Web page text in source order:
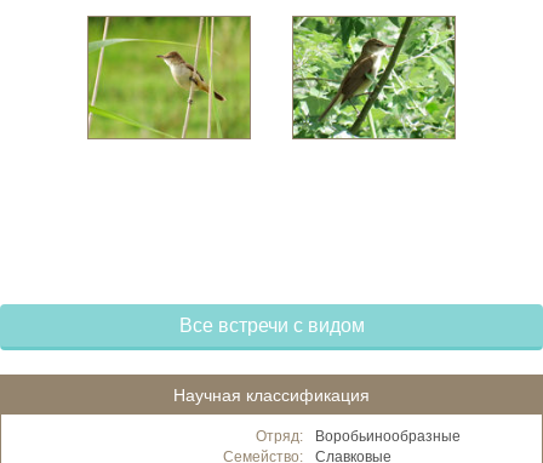
Все встречи с видом
Научная классификация
Отряд:
Воробьинообразные
Семейство:
Славковые